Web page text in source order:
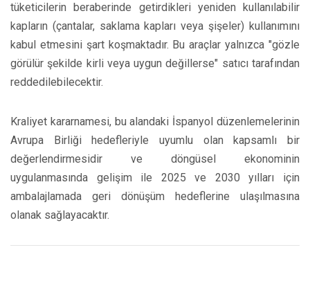
tüketicilerin beraberinde getirdikleri yeniden kullanılabilir
kapların (çantalar, saklama kapları veya şişeler) kullanımını
kabul etmesini şart koşmaktadır. Bu araçlar yalnızca "gözle
görülür şekilde kirli veya uygun değillerse" satıcı tarafından
reddedilebilecektir.
Kraliyet kararnamesi, bu alandaki İspanyol düzenlemelerinin
Avrupa Birliği hedefleriyle uyumlu olan kapsamlı bir
değerlendirmesidir ve döngüsel ekonominin
uygulanmasında gelişim ile 2025 ve 2030 yılları için
ambalajlamada geri dönüşüm hedeflerine ulaşılmasına
olanak sağlayacaktır.